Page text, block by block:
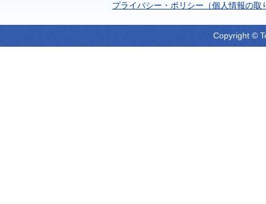
プライバシー・ポリシー（個人情報の取
Copyright ©